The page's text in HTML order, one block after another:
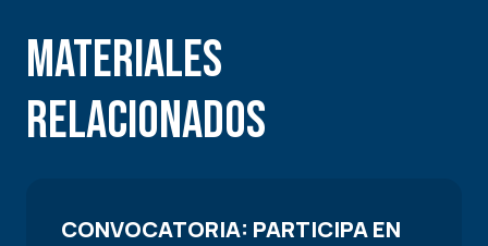
Materiales
Relacionados
CONVOCATORIA: PARTICIPA EN